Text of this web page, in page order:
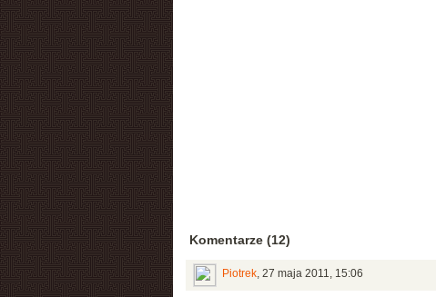
Komentarze (12)
Piotrek, 27 maja 2011, 15:06